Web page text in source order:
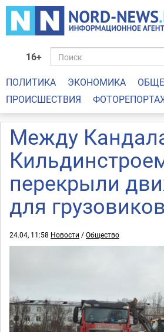
16+
ПОЛИТИКА ЭКОНОМИКА
ПРОИСШЕСТВИЯ
Между
перекрыли
для грузовиков
24.04, 11:58 Новости /Общество